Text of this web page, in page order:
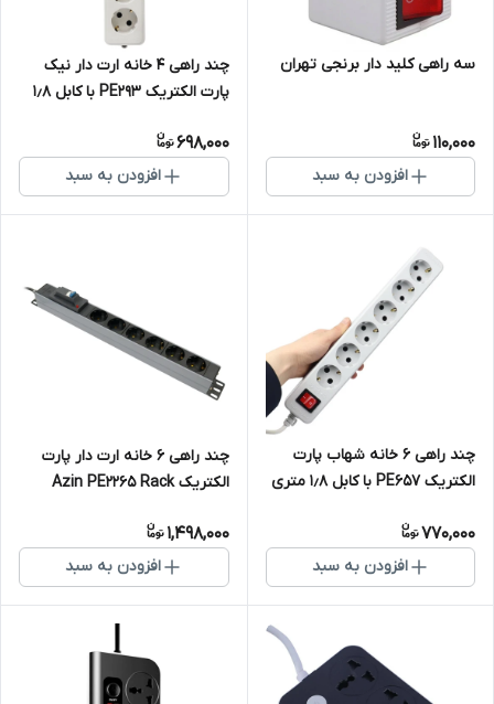
سه راهی کلید دار برنجی تهران
110,000
افزودن به سبد
چند راهی 4 خانه ارت دار نیک
پارت الکتریک PE293 با کابل 1٫8
698,000
افزودن به سبد
چند راهی 6 خانه شهاب پارت
الکتریک PE657 با کابل 1٫8 متری
770,000
افزودن به سبد
چند راهی 6 خانه ارت دار پارت
الکتریک Azin PE2265 Rack
1,498,000
افزودن به سبد